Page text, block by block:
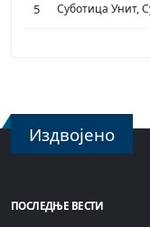
5 Суботица Унит,
Издвојено
ПОСЛЕДЊЕ ВЕСТИ